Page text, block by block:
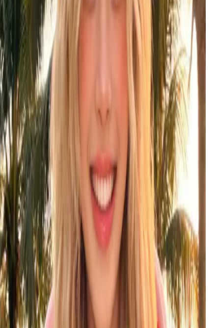
Omni
$ 0.495 每次生成
multimodal omni model — text, image, and
image fusion video through one Gemini Omni
call.
试用
3.1
$0.081
每次生成
DeepMind's flagship video model — cinematic
at native 1080P, synced audio, one unified
试用
5.0 Pro
$0.031每张图像
flagship Seedream image generation —
grade detail, multi-reference fusion, up to 2K